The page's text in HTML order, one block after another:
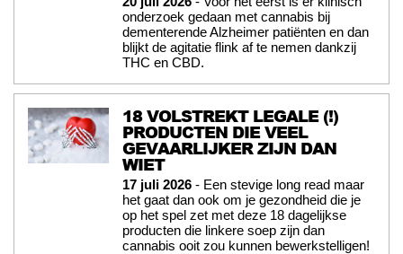
onderzoek gedaan met cannabis bij
dementerende Alzheimer patiënten en dan
blijkt de agitatie flink af te nemen dankzij
THC en CBD.
18 VOLSTREKT LEGALE (!)
PRODUCTEN DIE VEEL
GEVAARLIJKER ZIJN DAN
WIET
17 juli 2026 - Een stevige long read maar
het gaat dan ook om je gezondheid die je
op het spel zet met deze 18 dagelijkse
producten die linkere soep zijn dan
cannabis ooit zou kunnen bewerkstelligen!